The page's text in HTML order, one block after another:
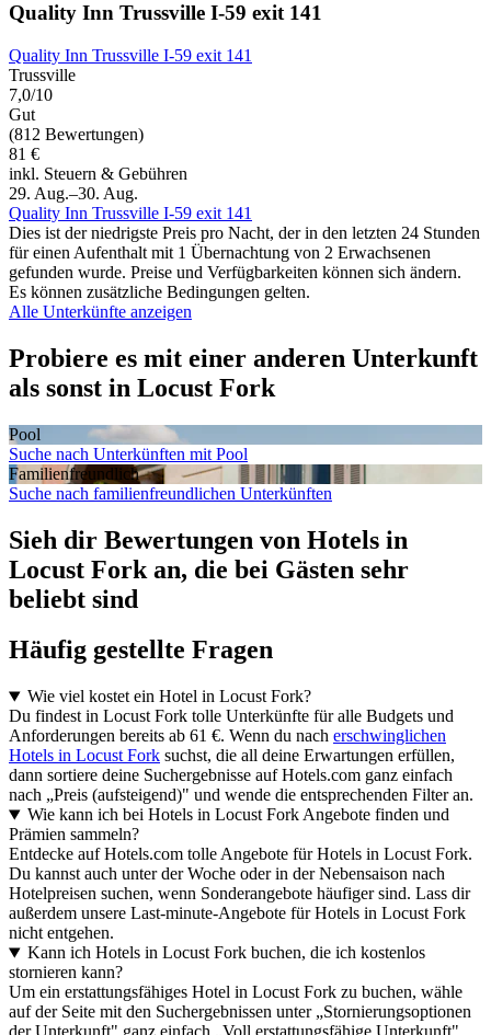
Quality Inn Trussville I-59 exit 141
Quality Inn Trussville I-59 exit 141
Trussville
7,0/10
Gut
(812 Bewertungen)
81 €
inkl. Steuern & Gebühren
29. Aug.–30. Aug.
Quality Inn Trussville I-59 exit 141
Dies ist der niedrigste Preis pro Nacht, der in den letzten 24 Stunden
für einen Aufenthalt mit 1 Übernachtung von 2 Erwachsenen
gefunden wurde. Preise und Verfügbarkeiten können sich ändern.
Es können zusätzliche Bedingungen gelten.
Alle Unterkünfte anzeigen
Probiere es mit einer anderen Unterkunft
als sonst in Locust Fork
Pool
Suche nach Unterkünften mit Pool
Familien­freundlich
Suche nach familienfreundlichen Unterkünften
Sieh dir Bewertungen von Hotels in
Locust Fork an, die bei Gästen sehr
beliebt sind
Häufig gestellte Fragen
Wie viel kostet ein Hotel in Locust Fork?
Du findest in Locust Fork tolle Unterkünfte für alle Budgets und
Anforderungen bereits ab 61 €. Wenn du nach erschwinglichen
Hotels in Locust Fork suchst, die all deine Erwartungen erfüllen,
dann sortiere deine Suchergebnisse auf Hotels.com ganz einfach
nach „Preis (aufsteigend)" und wende die entsprechenden Filter an.
Wie kann ich bei Hotels in Locust Fork Angebote finden und
Prämien sammeln?
Entdecke auf Hotels.com tolle Angebote für Hotels in Locust Fork.
Du kannst auch unter der Woche oder in der Nebensaison nach
Hotelpreisen suchen, wenn Sonderangebote häufiger sind. Lass dir
außerdem unsere Last-minute-Angebote für Hotels in Locust Fork
nicht entgehen.
Kann ich Hotels in Locust Fork buchen, die ich kostenlos
stornieren kann?
Um ein erstattungsfähiges Hotel in Locust Fork zu buchen, wähle
auf der Seite mit den Suchergebnissen unter „Stornierungsoptionen